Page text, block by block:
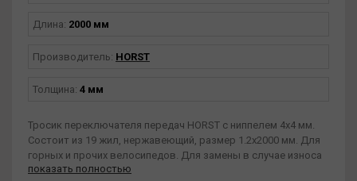
Длина: 2000 мм
Производитель: HORST
Толщина: 4 мм
Тросик переключателя передач HORST с ниппелем 4х4 мм.
Состоит из 19 жил, нержавеющий, размер 1.2х2000 мм. Для
горных и прочих велосипедов. Для замены в случае износа
или обрыва.
показать полностью